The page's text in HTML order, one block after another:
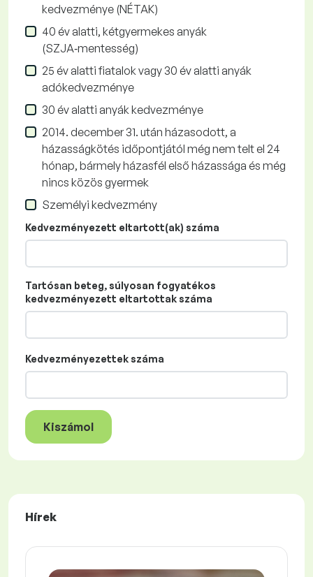
kedvezménye (NÉTAK)
40 év alatti, kétgyermekes anyák
(SZJA‑mentesség)
25 év alatti fiatalok vagy 30 év alatti anyák
adókedvezménye
30 év alatti anyák kedvezménye
2014. december 31. után házasodott, a
házasságkötés időpontjától még nem telt el 24
hónap, bármely házasfél első házassága és még
nincs közös gyermek
Személyi kedvezmény
Kedvezményezett eltartott(ak) száma
Tartósan beteg, súlyosan fogyatékos
kedvezményezett eltartottak száma
Kedvezményezettek száma
Kiszámol
Hírek